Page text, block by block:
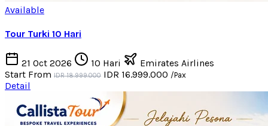
Available
Tour Turki 10 Hari
21 Oct 2026 10 Hari
Emirates Airlines
Start From IDR 18.999.000 IDR 16.999.000 /Pax
Detail